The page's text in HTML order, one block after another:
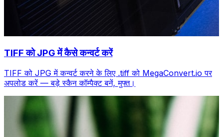
TIFF को JPG में कैसे कन्वर्ट करें
TIFF को JPG में कन्वर्ट करने के लिए .tiff को MegaConvert.io पर
अपलोड करें — बड़े स्कैन कॉम्पैक्ट बनें, मुफ्त।